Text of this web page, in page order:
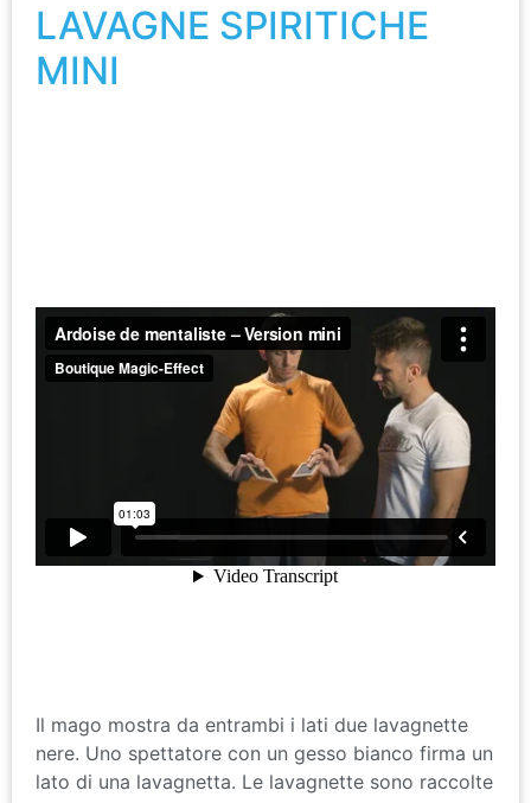
LAVAGNE SPIRITICHE
MINI
Il mago mostra da entrambi i lati due lavagnette
nere. Uno spettatore con un gesso bianco firma un
lato di una lavagnetta. Le lavagnette sono raccolte